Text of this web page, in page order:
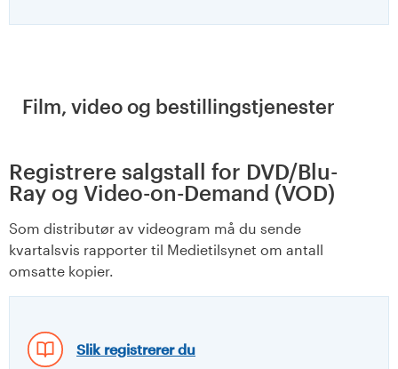
Film, video og bestillingstjenester
Registrere salgstall for DVD/Blu-
Ray og Video-on-Demand (VOD)
Som distributør av videogram må du sende
kvartalsvis rapporter til Medietilsynet om antall
omsatte kopier.
Slik registrerer du